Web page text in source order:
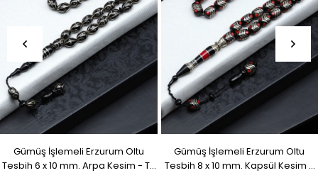
Gümüş İşlemeli Erzurum Oltu
Tesbih 6 x 10 mm. Arpa Kesim - T-
Gümüş İşlemeli Erzurum Oltu
Tesbih 8 x 10 mm. Kapsül Kesim -